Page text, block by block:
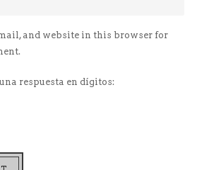
and website in this browser for
respuesta en dígitos: